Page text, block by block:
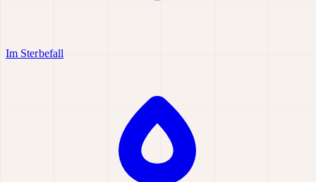
Im Sterbefall